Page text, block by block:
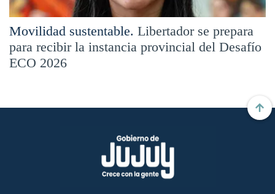
Movilidad sustentable. Libertador se prepara
para recibir la instancia provincial del Desafío
ECO 2026